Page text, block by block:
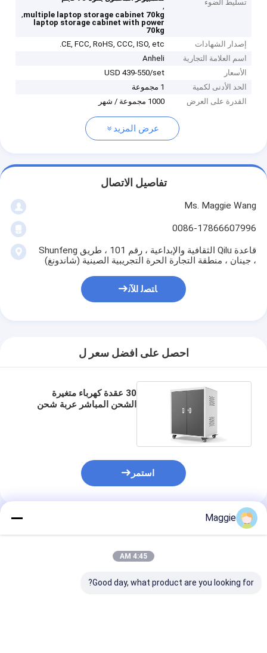
تسليط الضوء
,
multiple laptop storage cabinet 70kg
,
laptop storage cabinet with power
70kg
إصدار الشهادات
CE, FCC, RoHS, CCC, ISO, etc.
اسم العلامة التجارية
Anheli
الأسعار
USD 439-550/set
الحد الأدنى لكمية
1 مجموعة
القدرة على العرض
1000 مجموعة / شهر
عرض المزيد
تفاصيل الاتصال
Ms. Maggie Wang
0086-17866607996
قاعدة Qilu الثقافية والإبداعية ، رقم 101 ، طريق Shunfeng
، جينان ، منطقة التجارة الحرة التجريبية الصينية (شاندونغ)
ﺎﺘﺼﻟ ﺍﻶﻧ
احصل على افضل سعر ل
30 عقدة كهرباء متغيرة
الشحن المباشر عربة شحن
استمر
المنتجات الموصى بها
Maggie
4:45 AM
Good day, what product are you looking for?